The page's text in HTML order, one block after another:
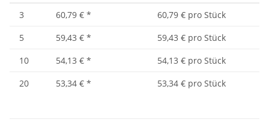
3 60,79 € *
60,79 € pro Stück
5
59,43 € *
59,43 € pro Stück
10
54,13 € *
54,13 € pro Stück
20
53,34 € * 53,34 € pro Stück